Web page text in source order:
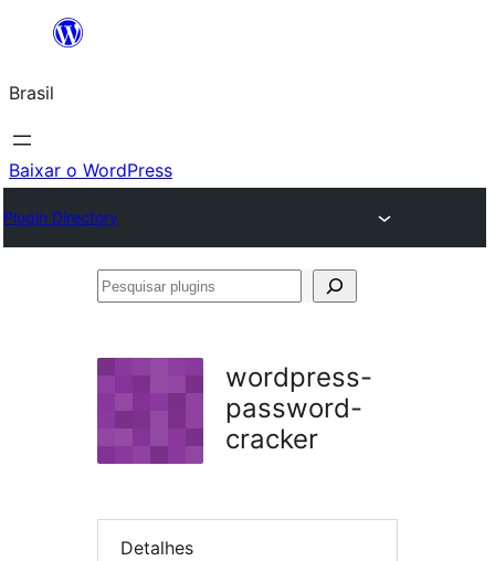
o
conteúdo
Brasil
Baixar o WordPress
Plugin Directory
Pesquisar
wordpress-
password-
cracker
Detalhes